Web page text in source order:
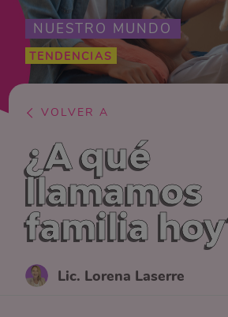
NUESTRO MUNDO
TENDENCIAS
VOLVER A
¿A qué
llamamos
familia
Lic. Lorena Laserre